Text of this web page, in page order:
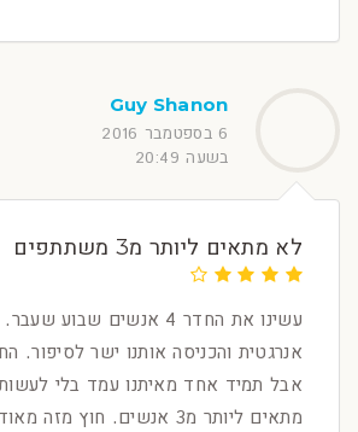
Guy Shanon
6 בספטמבר 2016
בשעה 20:49
לא מתאים ליותר מ3 משתתפים
עשינו את החדר 4 אנשים שבוע
אנרגטית והכניסה אותנו ישר לסיפור.
אבל תמיד אחד מאיתנו עמד בלי
מתאים ליותר מ3 אנשים. חוץ מזה מאוד מומלץ!